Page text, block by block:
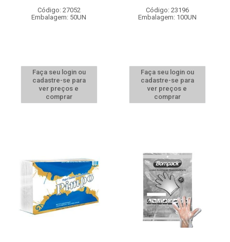
Código: 27052
Embalagem: 50UN
Faça seu login ou
cadastre-se para
ver preços e
comprar
Código: 23196
Embalagem: 100UN
Faça seu login ou
cadastre-se para
ver preços e
comprar